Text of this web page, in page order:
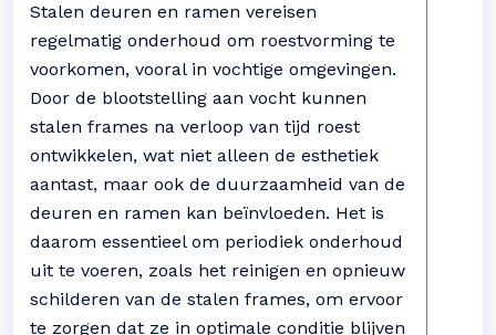
Stalen deuren en ramen vereisen
regelmatig onderhoud om roestvorming te
voorkomen, vooral in vochtige omgevingen.
Door de blootstelling aan vocht kunnen
stalen frames na verloop van tijd roest
ontwikkelen, wat niet alleen de esthetiek
aantast, maar ook de duurzaamheid van de
deuren en ramen kan beïnvloeden. Het is
daarom essentieel om periodiek onderhoud
uit te voeren, zoals het reinigen en opnieuw
schilderen van de stalen frames, om ervoor
te zorgen dat ze in optimale conditie blijven